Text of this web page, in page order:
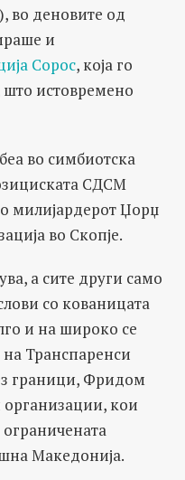
во деновите од
и
Сорос, која го
истовремено
во симбиотска
СДСМ
милијардерот Џорџ
во Скопје.
а сите други само
со кованицата
и на широко се
Транспаренси
граници, Фридом
кои
ограничената
Македонија.